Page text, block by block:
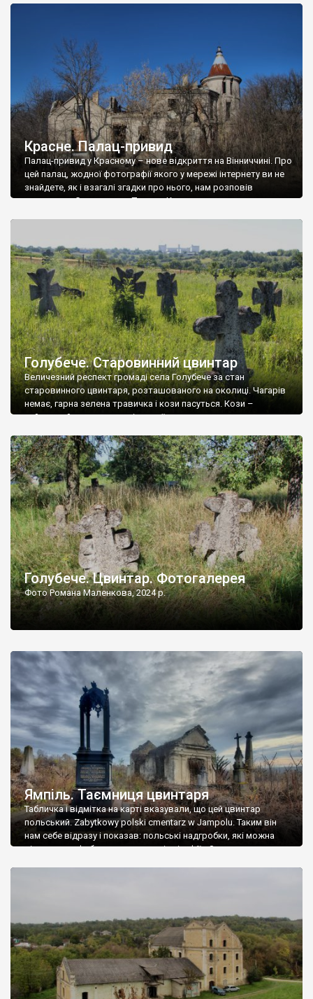
Красне. Палац-привид
Палац-привид у Красному – нове відкриття на Вінниччині. Про
цей палац, жодної фотографії якого у мережі інтернету ви не
знайдете, як і взагалі згадки про нього, нам розповів
мешканець Самгородка. Палац у Красному вразив не лише
Голубече. Старовинний цвинтар
Величезний респект громаді села Голубече за стан
старовинного цвинтаря, розташованого на околиці. Чагарів
немає, гарна зелена травичка і кози пасуться. Кози –
найкращий регулятор шкідливої, для старих кладовищ,
бруньками, кози ті бруньки обгризають, бо то улюблений
делікатес. На цвинтарі у Голубечому ціла колекція
різноманітних форм хрестів. Село відносно невелике, […]
Голубече. Цвинтар. Фотогалерея
Фото Романа Маленкова, 2024 р.
Ямпіль. Таємниця цвинтаря
Табличка і відмітка на карті вказували, що цей цвинтар
польський. Zabytkowy polski cmentarz w Jampolu. Таким він
нам себе відразу і показав: польські надгробки, які можна
віднести до фабричних, польські епітафії… Загалом цвинтар